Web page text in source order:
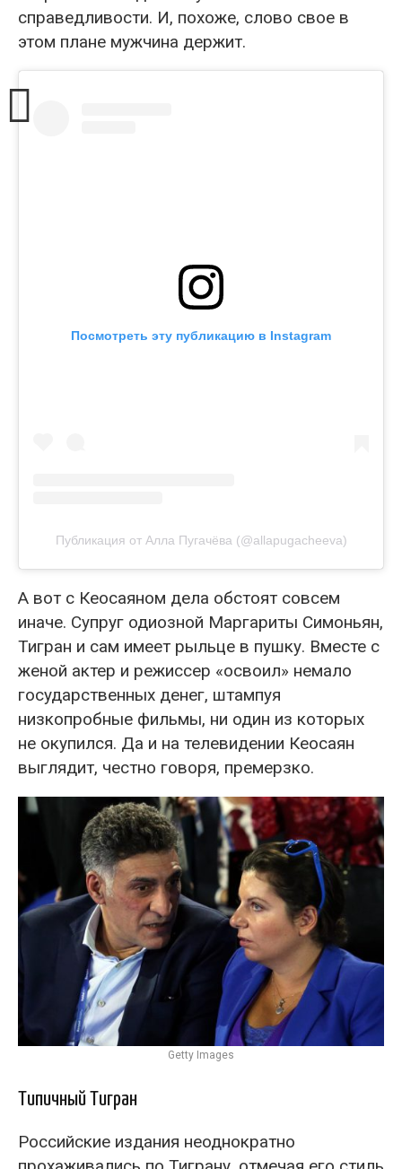
справедливости. И, похоже, слово свое в
этом плане мужчина держит.
Посмотреть эту публикацию в Instagram
Публикация от Алла Пугачёва (@allapugacheeva)
А вот с Кеосаяном дела обстоят совсем
иначе. Супруг одиозной Маргариты Симоньян,
Тигран и сам имеет рыльце в пушку. Вместе с
женой актер и режиссер «освоил» немало
государственных денег, штампуя
низкопробные фильмы, ни один из которых
не окупился. Да и на телевидении Кеосаян
выглядит, честно говоря, премерзко.
Getty Images
Типичный Тигран
Российские издания неоднократно